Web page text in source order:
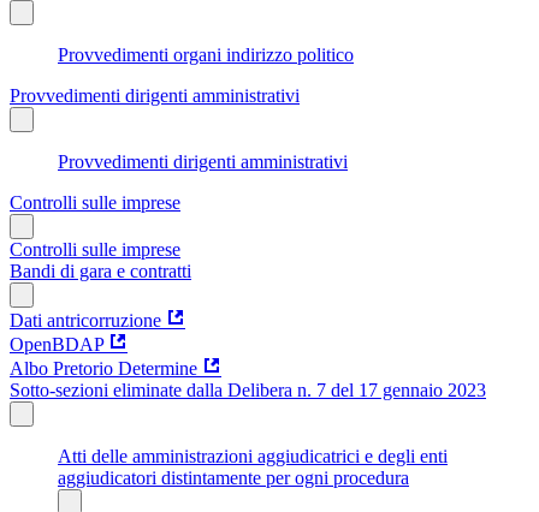
Provvedimenti organi indirizzo politico
Provvedimenti dirigenti amministrativi
Provvedimenti dirigenti amministrativi
Controlli sulle imprese
Controlli sulle imprese
Bandi di gara e contratti
Dati antricorruzione
OpenBDAP
Albo Pretorio Determine
Sotto-sezioni eliminate dalla Delibera n. 7 del 17 gennaio 2023
Atti delle amministrazioni aggiudicatrici e degli enti
aggiudicatori distintamente per ogni procedura